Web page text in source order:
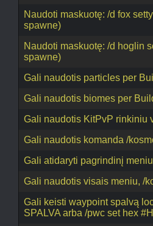
Naudoti maskuotę: /d fox
spawne)
Naudoti maskuotę: /d hoglin
spawne)
Gali naudotis particles per
Gali naudotis biomes per
Gali naudotis KitPvP rinkiniu
Gali naudotis komanda /
Gali atidaryti pagrindinį
Gali naudotis visais meniu, /
Gali keisti waypoint spalvą
SPALVA arba /pwc set hex